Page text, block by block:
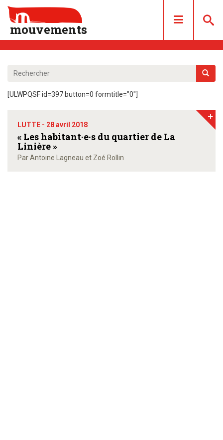
mouvements
LES NUMÉROS
ACHAT/ABONNEMENT
CONTACT
[ULWPQSF id=397 button=0 formtitle="0"]
LUTTE - 28 avril 2018
« Les habitant·e·s du quartier de La
Linière »
Par Antoine Lagneau et Zoé Rollin
+